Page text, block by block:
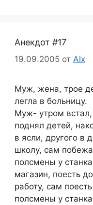
Анекдот #17
19.09.2005 от Alx
Муж, жена, трое
легла в больницу.
Муж- утром встал,
поднял детей,
в ясли, другого в
школу, сам
полсмены у
магазин, поесть
работу, сам
полсмены у